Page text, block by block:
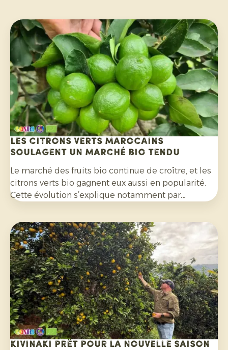
Les citrons verts marocains
soulagent un marché bio tendu
Le marché des fruits bio continue de croître, et les
citrons verts bio gagnent eux aussi en popularité.
Cette évolution s’explique notamment par
les limonades maison, mais aussi à leur utilisation
de plus en plus répandue dans les salades, les
currys et de nombreux autres plats. Par ailleurs, les
consommateurs sont de plus en plus attentifs aux
agrumes cultivés sans pesticides de synthèse et
non traités avec des fongicides après récolte.
Kivinaki prêt pour la nouvelle saison